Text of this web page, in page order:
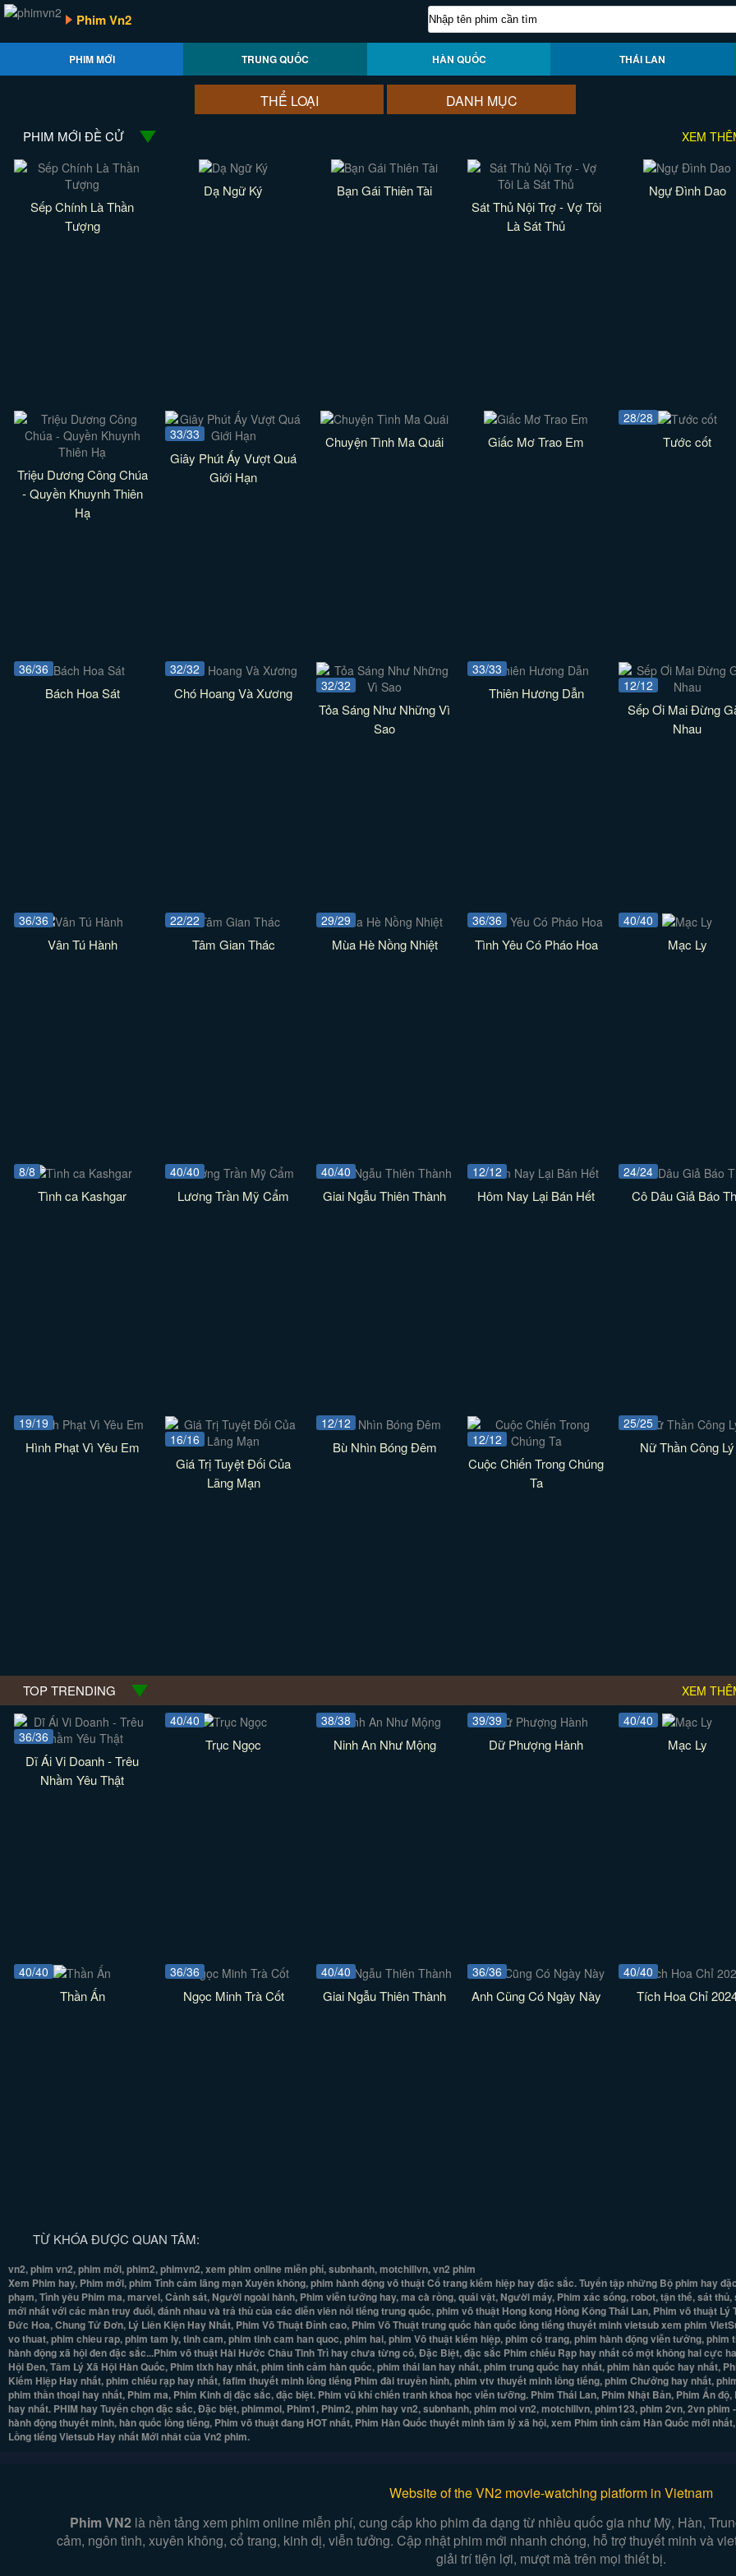
Phim Vn2
PHIM MỚI TRUNG QUỐC HÀN QUỐC THÁI LAN
THỂ LOẠI DANH MỤC
PHIM MỚI ĐỀ CỬ XEM
Sếp Chính Là Thần
Tượng
Dạ Ngữ Ký
Bạn Gái Thiên Tài
Sát Thủ Nội Trợ - Vợ Tôi
Là Sát Thủ
Ngự Đình Dao
Triệu Dương Công Chúa
- Quyền Khuynh Thiên
Hạ
33/33
Giây Phút Ấy Vượt Quá
Giới Hạn
Chuyện Tình Ma Quái Giấc Mơ Trao Em
28/28
Tước cốt
36/36
Bách Hoa Sát
32/32
Chó Hoang Và Xương 32/32
Tỏa Sáng Như Những Vì
Sao
33/33
Thiên Hương Dẫn 12/12
Sếp Ơi Mai Đừng
Nhau
36/36
Vân Tú Hành
22/22
Tâm Gian Thác
29/29
Mùa Hè Nồng Nhiệt
36/36
Tình Yêu Có Pháo Hoa
40/40
Mạc Ly
8/8
Tình ca Kashgar
40/40
Lương Trần Mỹ Cẩm
40/40
Giai Ngẫu Thiên Thành
12/12
Hôm Nay Lại Bán Hết
24/24
Cô Dâu Giả Báo
19/19
Hình Phạt Vì Yêu Em 16/16
Giá Trị Tuyệt Đối Của
Lãng Mạn
12/12
Bù Nhìn Bóng Đêm 12/12
Cuộc Chiến Trong Chúng
Ta
25/25
Nữ Thần Công Lý
TOP TRENDING XEM
36/36
Dĩ Ái Vi Doanh - Trêu
Nhầm Yêu Thật
40/40
Trục Ngọc
38/38
Ninh An Như Mộng
39/39
Dữ Phượng Hành
40/40
Mạc Ly
40/40
Thần Ấn
36/36
Ngọc Minh Trà Cốt
40/40
Giai Ngẫu Thiên Thành
36/36
Anh Cũng Có Ngày Này
40/40
Tích Hoa Chỉ
TỪ KHÓA ĐƯỢC QUAN TÂM:
vn2, phim vn2, phim mới, phim2, phimvn2, xem phim online miễn phí, subnhanh, motchillvn, vn2 phim
Xem Phim hay, Phim mới, phim Tình cảm lãng mạn Xuyên không, phim hành động võ thuật Cổ trang kiếm hiệp hay đặc sắc. Tuyển tập những Bộ phim hay
phạm, Tình yêu Phim ma, marvel, Cảnh sát, Người ngoài hành, Phim viễn tưởng hay, ma cà rồng, quái vật, Người máy, Phim xác sống, robot, tận thế, sát
mới nhất với các màn truy đuổi, đánh nhau và trả thù của các diễn viên nổi tiếng trung quốc, phim võ thuật Hong kong Hồng Kông Thái Lan, Phim võ thuật Lý
Đức Hoa, Chung Tử Đơn, Lý Liên Kiện Hay Nhất, Phim Võ Thuật Đỉnh cao, Phim Võ Thuật trung quốc hàn quốc lồng tiếng thuyết minh vietsub xem phim
vo thuat, phim chieu rap, phim tam ly, tinh cam, phim tinh cam han quoc, phim hai, phim Võ thuật kiếm hiệp, phim cổ trang, phim hành động viễn tưởng,
hành động xã hội đen đặc sắc...Phim võ thuật Hài Hước Châu Tinh Trì hay chưa từng có, Đặc Biệt, đặc sắc Phim chiếu Rạp hay nhất có một không hai cực
Hội Đen, Tâm Lý Xã Hội Hàn Quốc, Phim tlxh hay nhất, phim tình cảm hàn quốc, phim thái lan hay nhất, phim trung quốc hay nhất, phim hàn quốc hay nhất,
Kiếm Hiệp Hay nhất, phim chiếu rạp hay nhất, fafim thuyết minh lồng tiếng Phim đài truyền hình, phim vtv thuyết minh lồng tiếng, phim Chưởng hay nhất,
phim thần thoại hay nhất, Phim ma, Phim Kinh dị đặc sắc, đặc biệt. Phim vũ khí chiến tranh khoa học viễn tưỡng. Phim Thái Lan, Phim Nhật Bản, Phim Ấn
hay nhất. PHIM hay Tuyển chọn đặc sắc, Đặc biệt, phimmoi, Phim1, Phim2, phim hay vn2, subnhanh, phim moi vn2, motchillvn, phim123, phim 2vn, 2vn
hành động thuyết minh, hàn quốc lồng tiếng, Phim võ thuật đang HOT nhất, Phim Hàn Quốc thuyết minh tâm lý xã hội, xem Phim tình cảm Hàn Quốc mới
Lồng tiếng Vietsub Hay nhất Mới nhât của Vn2 phim.
Website of the VN2 movie-watching platform in Vietnam
Phim VN2 là nền tảng xem phim online miễn phí, cung cấp kho phim đa dạng từ nhiều quốc gia như Mỹ, Hàn,
cảm, ngôn tình, xuyên không, cổ trang, kinh dị, viễn tưởng. Cập nhật phim mới nhanh chóng, hỗ trợ thuyết minh và
giải trí tiện lợi, mượt mà trên mọi thiết bị.